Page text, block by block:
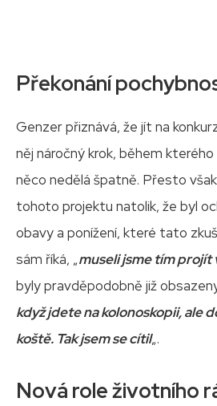
Překonání
Genzer přiznává, že jít na
něj náročný krok, během
něco nedělá špatně. Přesto
tohoto projektu natolik, že byl
obavy a ponížení, které tato
sám říká, „museli jsme tím projít
byly pravděpodobně již
když jdete na kolonoskopii, ale
koště. Tak jsem se cítil„.
Nová role životního